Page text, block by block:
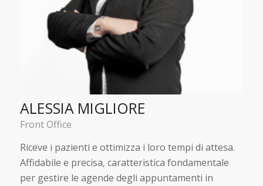
ALESSIA MIGLIORE
Front Office
Riceve i pazienti e ottimizza i loro tempi di attesa.
Affidabile e precisa, caratteristica fondamentale
per gestire le agende degli appuntamenti in